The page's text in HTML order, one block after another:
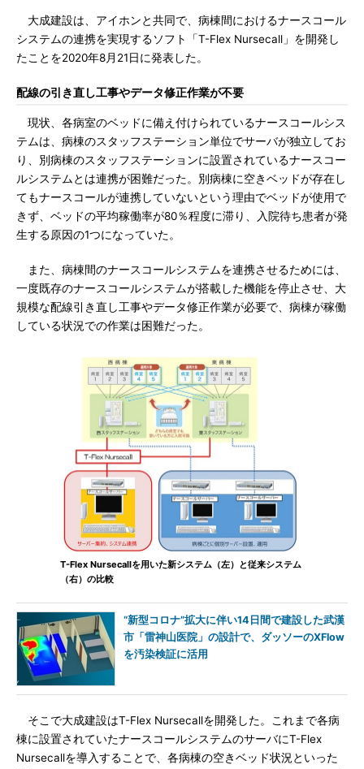
大成建設は、アイホンと共同で、病棟間におけるナースコール
システムの連携を実現するソフト「T-Flex Nursecall」を開発し
たことを2020年8月21日に発表した。
配線の引き直し工事やデータ修正作業が不要
現状、各病室のベッドに備え付けられているナースコールシス
テムは、病棟のスタッフステーション単位でサーバが独立してお
り、別病棟のスタッフステーションに設置されているナースコー
ルシステムとは連携が困難だった。別病棟に空きベッドが存在し
てもナースコールが連携していないという理由でベッドが使用で
きず、ベッドの平均稼働率が80％程度に滞り、入院待ち患者が発
生する原因の1つになっていた。
また、病棟間のナースコールシステムを連携させるためには、
一度既存のナースコールシステムが搭載した機能を停止させ、大
規模な配線引き直し工事やデータ修正作業が必要で、病棟が稼働
している状況での作業は困難だった。
T-Flex Nursecallを用いた新システム（左）と従来システム
（右）の比較
“新型コロナ”拡大に伴い14日間で建設した武漢
市「雷神山医院」の設計で、ダッソーのXFlow
を汚染検証に活用
そこで大成建設はT-Flex Nursecallを開発した。これまで各病
棟に設置されていたナースコールシステムのサーバにT-Flex
Nursecallを導入することで、各病棟の空きベッド状況といった